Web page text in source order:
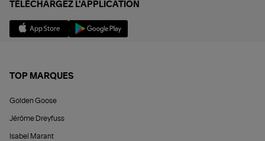
TÉLÉCHARGEZ L'APPLICATION
TOP MARQUES
Golden Goose
Jérôme Dreyfuss
Isabel Marant